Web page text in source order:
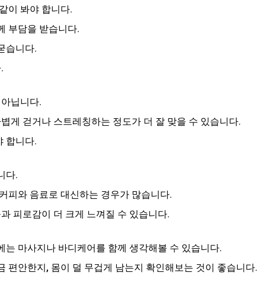
이 봐야 합니다.
부담을 받습니다.
습니다.
닙니다.
게 걷거나 스트레칭하는 정도가 더 잘 맞을 수 있습니다.
합니다.
다.
피와 음료로 대신하는 경우가 많습니다.
피로감이 더 크게 느껴질 수 있습니다.
마사지나 바디케어를 함께 생각해볼 수 있습니다.
편안한지, 몸이 덜 무겁게 남는지 확인해보는 것이 좋습니다.